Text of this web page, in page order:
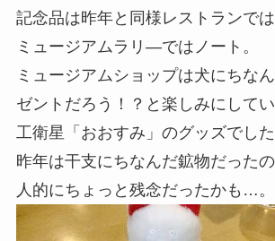
記念品は昨年と同様レストランでは
ミュージアムラリ―ではノート。
ミュージアムショップは犬にちな
ゼントだろう！？と楽しみにして
工衛星「おおすみ」のグッズでした
昨年は干支にちなんだ鉱物だった
人的にちょっと残念だったかも…。